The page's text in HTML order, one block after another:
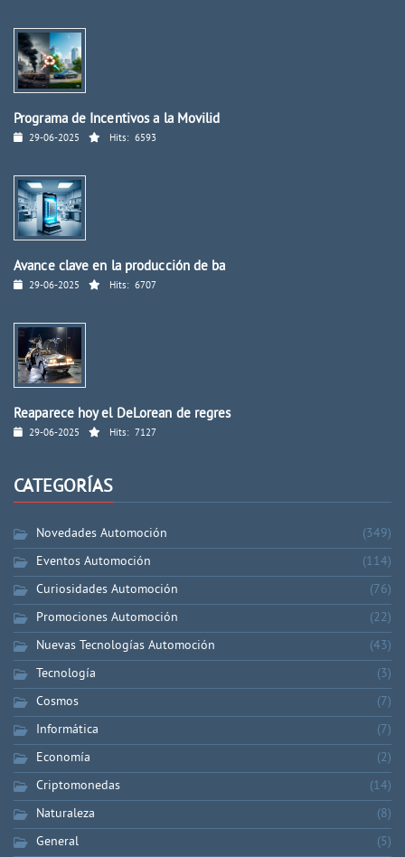
Programa de Incentivos a la Movilid
29-06-2025 Hits: 6593
Avance clave en la producción de ba
29-06-2025 Hits: 6707
Reaparece hoy el DeLorean de regres
29-06-2025 Hits: 7127
CATEGORÍAS
Novedades Automoción
(349)
Eventos Automoción
(114)
Curiosidades Automoción
(76)
Promociones Automoción
(22)
Nuevas Tecnologías Automoción
(43)
Tecnología
(3)
Cosmos
(7)
Informática
(7)
Economía
(2)
Criptomonedas
(14)
Naturaleza
(8)
General
(5)